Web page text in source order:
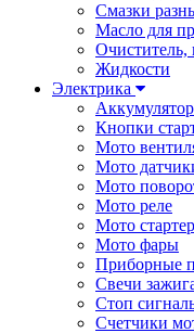
Смазки
Масло для
Очиститель,
Жидкости
Электрика
Кнопки
Мото
Мото
Мото
Мото реле
Мото
Мото фары
Приборные
Свечи
Стоп
Счетчики